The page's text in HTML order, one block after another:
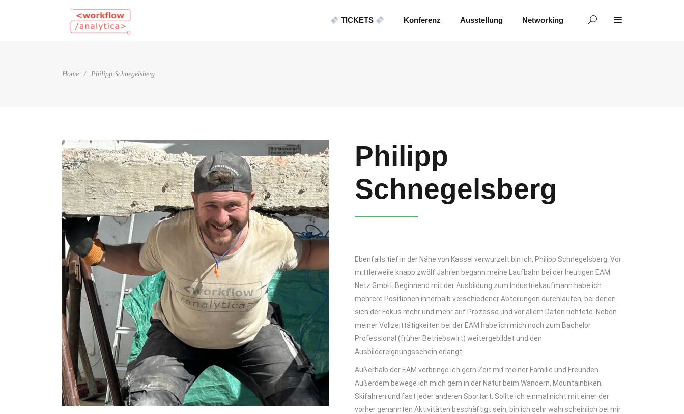
TICKETS Konferenz Ausstellung Networking
Home / Philipp Schnegelsberg
Philipp
Schnegelsberg
Ebenfalls tief in der Nähe von Kassel verwurzelt bin ich, Philipp Schnegelsberg. Vor
mittlerweile knapp zwölf Jahren begann meine Laufbahn bei der heutigen EAM
Netz GmbH. Beginnend mit der Ausbildung zum Industriekaufmann habe ich
mehrere Positionen innerhalb verschiedener Abteilungen durchlaufen, bei denen
sich der Fokus mehr und mehr auf Prozesse und vor allem Daten richtete. Neben
meiner Vollzeittätigkeiten bei der EAM habe ich mich noch zum Bachelor
Professional (früher Betriebswirt) weitergebildet und den
Ausbildereignungsschein erlangt.
Außerhalb der EAM verbringe ich gern Zeit mit meiner Familie und Freunden.
Außerdem bewege ich mich gern in der Natur beim Wandern, Mountainbiken,
Skifahren und fast jeder anderen Sportart. Sollte ich einmal nicht mit einer der
vorher genannten Aktivitäten beschäftigt sein, bin ich sehr wahrscheinlich bei mir